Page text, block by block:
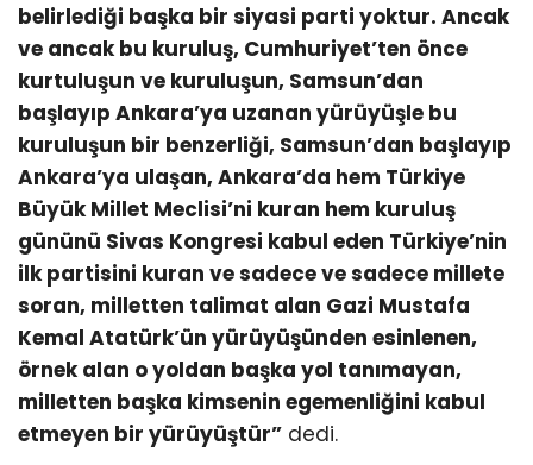
belirlediği başka bir siyasi parti yoktur. Ancak
ve ancak bu kuruluş, Cumhuriyet’ten önce
kurtuluşun ve kuruluşun, Samsun’dan
başlayıp Ankara’ya uzanan yürüyüşle bu
kuruluşun bir benzerliği, Samsun’dan başlayıp
Ankara’ya ulaşan, Ankara’da hem Türkiye
Büyük Millet Meclisi’ni kuran hem kuruluş
gününü Sivas Kongresi kabul eden Türkiye’nin
ilk partisini kuran ve sadece ve sadece millete
soran, milletten talimat alan Gazi Mustafa
Kemal Atatürk’ün yürüyüşünden esinlenen,
örnek alan o yoldan başka yol tanımayan,
milletten başka kimsenin egemenliğini kabul
etmeyen bir yürüyüştür” dedi.